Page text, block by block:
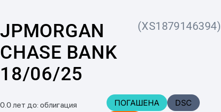
JPMORGAN
CHASE BANK
18/06/25
(XS1879146394)
0.0 лет до: облигация
ПОГАШЕНА
DSC